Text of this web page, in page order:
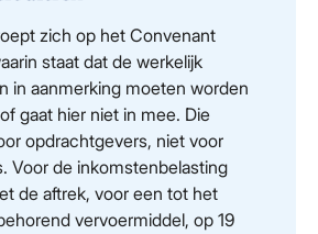
zich op het Convenant
staat dat de werkelijk
in aanmerking moeten worden
gaat hier niet in mee. Die
opdrachtgevers, niet voor
Voor de inkomstenbelasting
de aftrek, voor een tot het
vervoermiddel, op 19